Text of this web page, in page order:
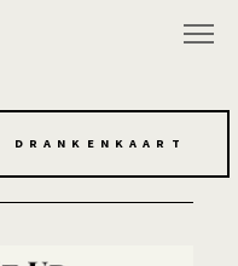
DRANKENKAART